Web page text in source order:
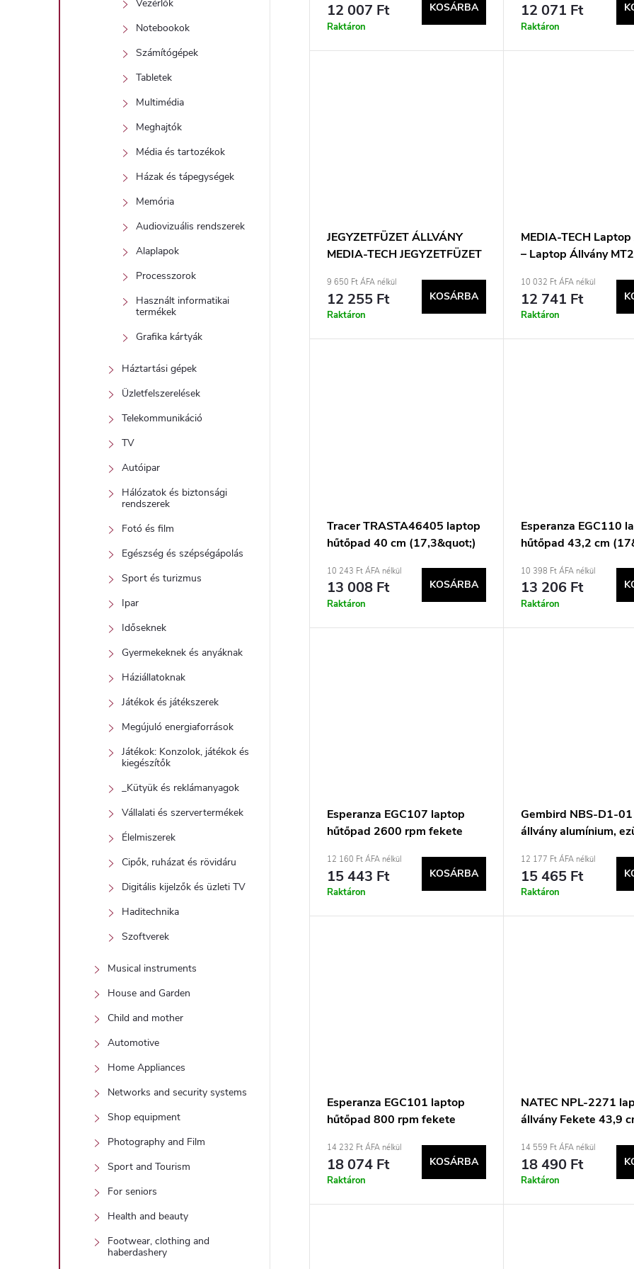
Vezérlők
Notebookok
Számítógépek
Tabletek
Multimédia
Meghajtók
Média és tartozékok
Házak és tápegységek
Memória
Audiovizuális rendszerek
Alaplapok
Processzorok
Használt informatikai
termékek
Grafika kártyák
Háztartási gépek
Üzletfelszerelések
Telekommunikáció
TV
Autóipar
Hálózatok és biztonsági
rendszerek
Fotó és film
Egészség és szépségápolás
Sport és turizmus
Ipar
Időseknek
Gyermekeknek és anyáknak
Háziállatoknak
Játékok és játékszerek
Megújuló energiaforrások
Játékok: Konzolok, játékok és
kiegészítők
_Kütyük és reklámanyagok
Vállalati és szervertermékek
Élelmiszerek
Cipők, ruházat és rövidáru
Digitális kijelzők és üzleti TV
Haditechnika
Szoftverek
Musical instruments
House and Garden
Child and mother
Automotive
Home Appliances
Networks and security systems
Shop equipment
Photography and Film
Sport and Tourism
For seniors
Health and beauty
Footwear, clothing and
haberdashery
12 007 Ft
Raktáron
KOSÁRBA 12 071 Ft
Raktáron
JEGYZETFÜZET ÁLLVÁNY
MEDIA-TECH JEGYZETFÜZET
9 650 Ft ÁFA nélkül
12 255 Ft
Raktáron
KOSÁRBA
MEDIA-TECH
– Laptop Állvány
10 032 Ft ÁFA nélkül
12 741 Ft
Raktáron
Tracer TRASTA46405 laptop
hűtőpad 40 cm (17,3&quot;)
10 243 Ft ÁFA nélkül
13 008 Ft
Raktáron
KOSÁRBA
Esperanza EGC110
hűtőpad 43,2 cm
10 398 Ft ÁFA nélkül
13 206 Ft
Raktáron
Esperanza EGC107 laptop
hűtőpad 2600 rpm fekete
12 160 Ft ÁFA nélkül
15 443 Ft
Raktáron
KOSÁRBA
Gembird NBS-D1-
állvány alumínium,
12 177 Ft ÁFA nélkül
15 465 Ft
Raktáron
Esperanza EGC101 laptop
hűtőpad 800 rpm fekete
14 232 Ft ÁFA nélkül
18 074 Ft
Raktáron
KOSÁRBA
NATEC NPL-2271
állvány Fekete 43,9
14 559 Ft ÁFA nélkül
18 490 Ft
Raktáron